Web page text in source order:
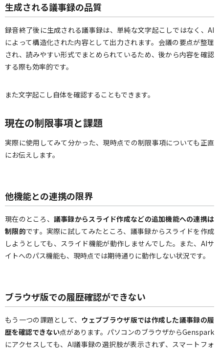
生成される議事録の品質
録音終了後に生成される議事録は、単純な文字起こしではなく、AI
によって構造化された内容として出力されます。会議の要点が整理
され、読みやすい形式でまとめられているため、後から内容を確認
する際も効率的です。
また文字起こし自体を確認することもできます。
現在の制限事項と課題
実際に使用してみて分かった、現時点での制限事項についても正直
にお伝えします。
他機能との連携の限界
現在のところ、 議事録からスライド作成などの追加機能への連携は
制限的です。実際に試してみたところ、議事録からスライドを作成
しようとしても、スライド機能が動作しませんでした。また、AIサ
イトへのパス機能も、現時点では期待通りに動作しない状況です。
ブラウザ版での履歴確認ができない
もう一つの課題として、 ウェブブラウザ版では作成した議事録の履
歴を確認できない点があります。パソコンのブラウザからGenspark
にアクセスしても、AI議事録の選択肢が表示されず、スマートフォ